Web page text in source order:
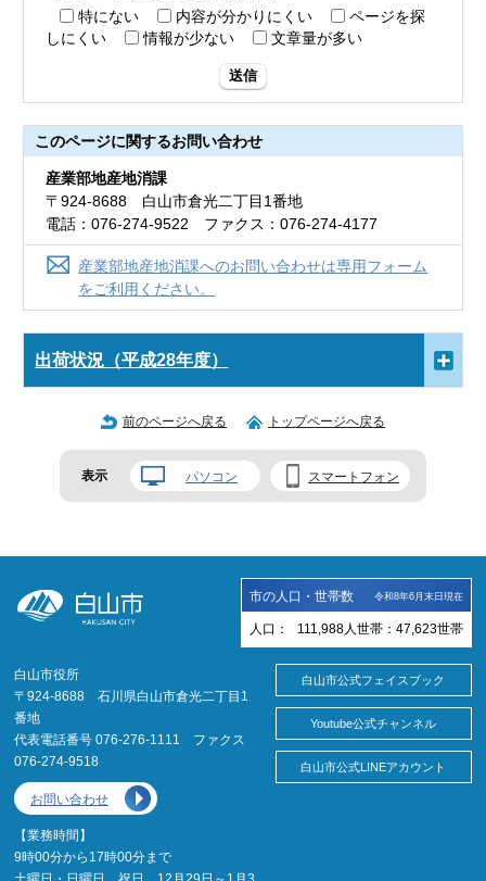
特にない
内容が分かりにくい
ページを探
しにくい
情報が少ない 文章量が多い
送信
このページに関するお問い合わせ
産業部地産地消課
〒924-8688 白山市倉光二丁目1番地
電話：076-274-9522 ファクス：076-274-4177
産業部地産地消課へのお問い合わせは専用フォーム
をご利用ください。
出荷状況（平成28年度）
前のページへ戻る トップページへ戻る
表示 パソコン スマートフォン
市の人口・世帯数 令和8年6月末日現在
人口： 111,988 人 世帯： 47,623世帯
白山市役所
〒924-8688 石川県白山市倉光二丁目1
番地
代表電話番号 076-276-1111 ファクス
076-274-9518
お問い合わせ
【業務時間】
9時00分から17時00分まで
土曜日・日曜日、祝日、12月29日～1月3
白山市公式フェイスブック
Youtube公式チャンネル
白山市公式LINEアカウント